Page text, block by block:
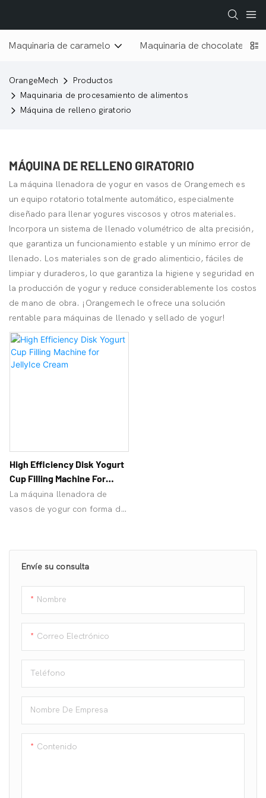
Maquinaria de caramelo Maquinaria de chocolate
OrangeMech
Productos
Maquinaria de procesamiento de alimentos
Máquina de relleno giratorio
MÁQUINA DE RELLENO GIRATORIO
La máquina llenadora de yogur en vasos de Orangemech es
un equipo rotatorio totalmente automático, especialmente
diseñado para llenar yogures viscosos y otros materiales.
Incorpora un sistema de llenado volumétrico de alta precisión,
que garantiza un funcionamiento estable y un mínimo error de
llenado. Los materiales son de grado alimenticio, fáciles de
limpiar y duraderos, lo que garantiza la higiene y seguridad en
la producción de yogur y reduce considerablemente los costos
de mano de obra. ¡Orangemech le ofrece una solución
rentable para máquinas de llenado y sellado de yogur!
Envíe su consulta
Nombre
Correo Electrónico
Teléfono
Nombre De Empresa
Contenido
High Efficiency Disk Yogurt
Cup Filling Machine For
Jelly<000000>Ice Cream
La máquina llenadora de
vasos de yogur con forma de
de operar y mantener, y es
adecuada tanto para
pequeña como a gran escala.